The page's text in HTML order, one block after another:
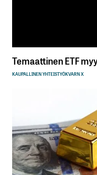
Temaattinen ETF
KAUPALLINEN YHTEISTYÖKVARN X